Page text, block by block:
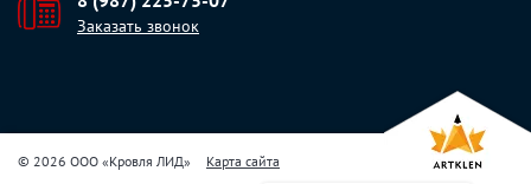
Заказать звонок
© 2026 ООО «Кровля ЛИД»
Карта сайта